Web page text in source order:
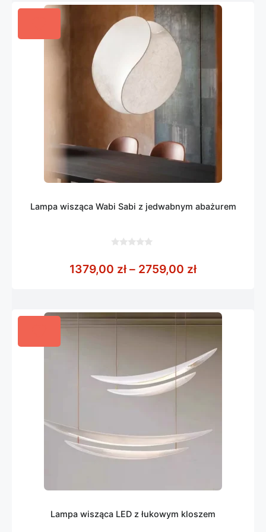
Lampa wisząca Wabi Sabi z jedwabnym abażurem
5
1379,00 zł – 2759,00 złZakres cen:
Lampa wisząca LED z łukowym kloszem